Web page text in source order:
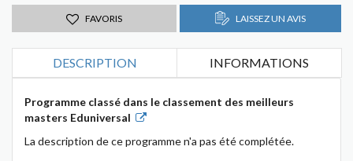
FAVORIS LAISSEZ UN AVIS
DESCRIPTION INFORMATIONS
Programme classé dans le classement des meilleurs
masters Eduniversal
La description de ce programme n'a pas été complétée.